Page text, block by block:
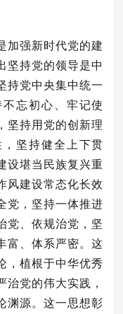
强新时代党的建
坚持党的领导是中
持党中央集中统一
忘初心、牢记使
坚持用党的创新理
坚持健全上下贯
设堪当民族复兴重
风建设常态化长效
党，坚持一体推进
党、依规治党，坚
富、体系严密。这
，植根于中华优秀
党的伟大实践，
渊源。这一思想彰